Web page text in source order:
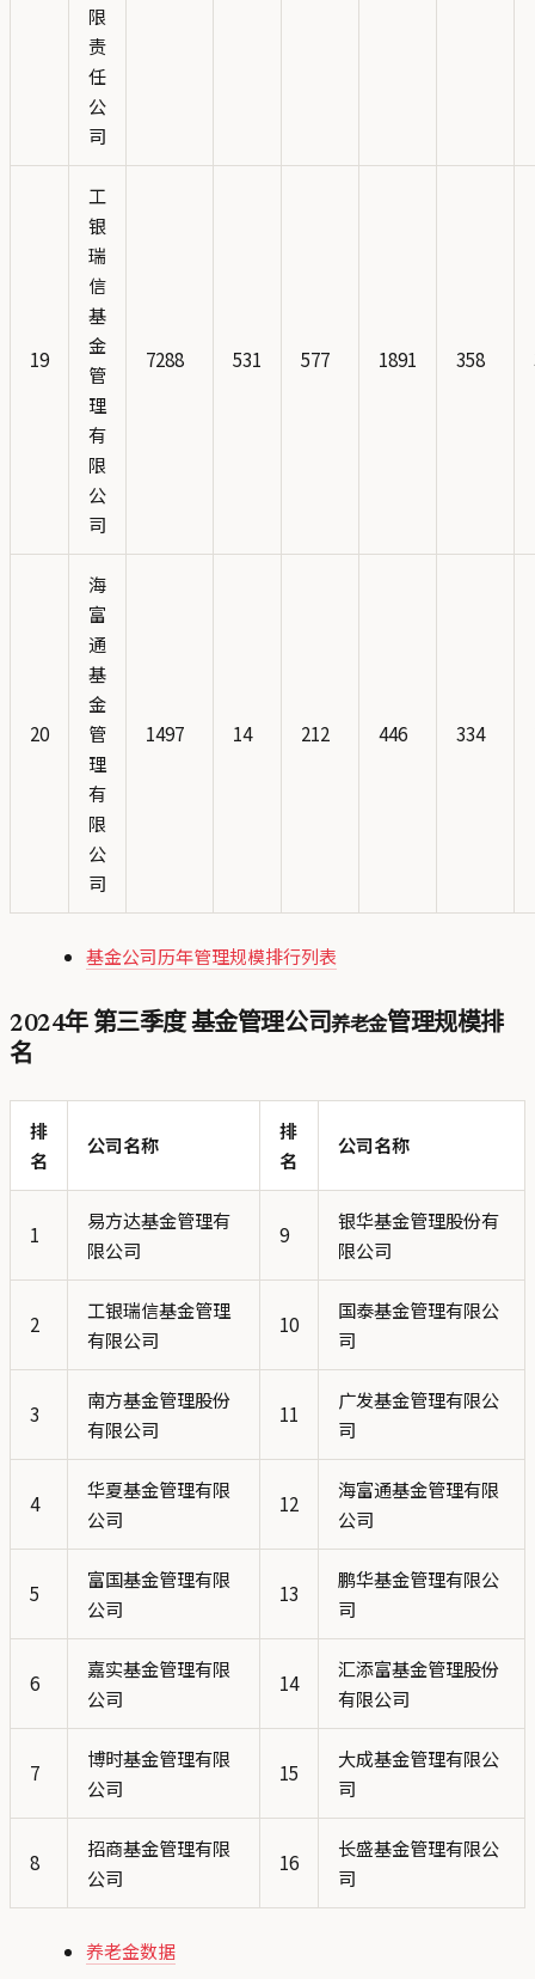
限
责
任
公
司
19
工
银
瑞
信
基
金
管
理
有
限
公
司
7288 531 577 1891 358
20
海
富
通
基
金
管
理
有
限
公
司
1497 14 212 446 334
基金公司历年管理规模排行列表
2024年 第三季度 基金管理公司养老金管理规模排
名
排
名
公司名称
排
名
公司名称
1
易方达基金管理有
限公司
9
银华基金管理股份有
限公司
2
工银瑞信基金管理
有限公司
10
国泰基金管理有限公
司
3
南方基金管理股份
有限公司
11
广发基金管理有限公
司
4
华夏基金管理有限
公司
12
海富通基金管理有限
公司
5
富国基金管理有限
公司
13
鹏华基金管理有限公
司
6
嘉实基金管理有限
公司
14
汇添富基金管理股份
有限公司
7
博时基金管理有限
公司
15
大成基金管理有限公
司
8
招商基金管理有限
公司
16
长盛基金管理有限公
司
养老金数据